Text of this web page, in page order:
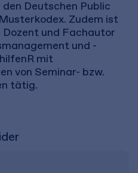
Deutschen Public
Zudem ist
Dozent und Fachautor
und -
mit
von Seminar- bzw.
tätig.